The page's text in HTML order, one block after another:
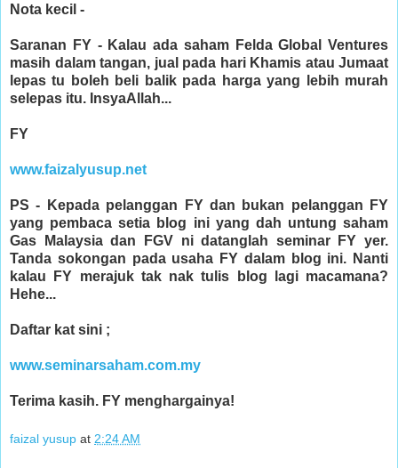
Nota kecil -
Saranan FY - Kalau ada saham Felda Global Ventures
masih dalam tangan, jual pada hari Khamis atau Jumaat
lepas tu boleh beli balik pada harga yang lebih murah
selepas itu. InsyaAllah...
FY
www.faizalyusup.net
PS - Kepada pelanggan FY dan bukan pelanggan FY
yang pembaca setia blog ini yang dah untung saham
Gas Malaysia dan FGV ni datanglah seminar FY yer.
Tanda sokongan pada usaha FY dalam blog ini. Nanti
kalau FY merajuk tak nak tulis blog lagi macamana?
Hehe...
Daftar kat sini ;
www.seminarsaham.com.my
Terima kasih. FY menghargainya!
faizal yusup at 2:24 AM